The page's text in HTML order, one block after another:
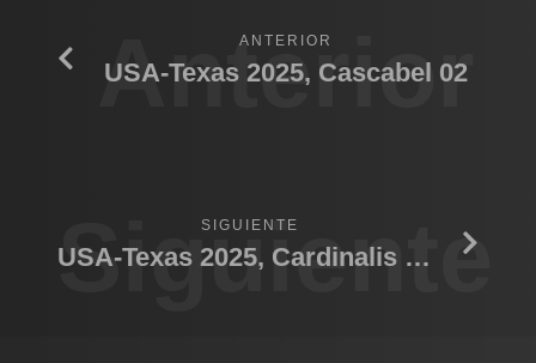
Anterior
ANTERIOR
USA-Texas 2025, Cascabel 02
Siguiente
SIGUIENTE
USA-Texas 2025, Cardinalis Hembra-Macho